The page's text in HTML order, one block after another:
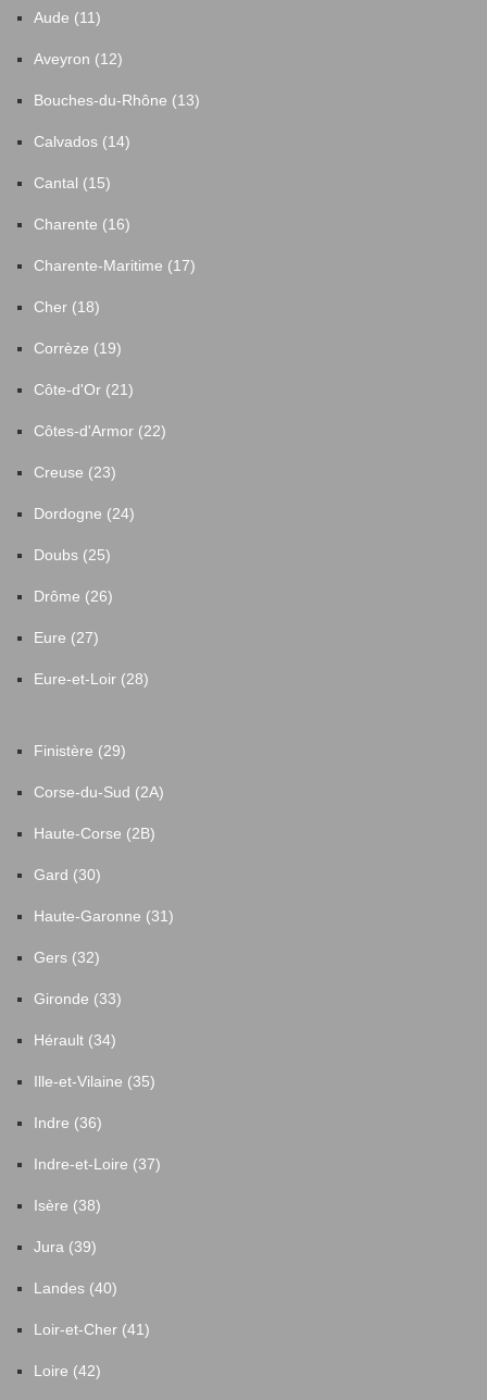
Aude (11)
Aveyron (12)
Bouches-du-Rhône (13)
Calvados (14)
Cantal (15)
Charente (16)
Charente-Maritime (17)
Cher (18)
Corrèze (19)
Côte-d'Or (21)
Côtes-d'Armor (22)
Creuse (23)
Dordogne (24)
Doubs (25)
Drôme (26)
Eure (27)
Eure-et-Loir (28)
Finistère (29)
Corse-du-Sud (2A)
Haute-Corse (2B)
Gard (30)
Haute-Garonne (31)
Gers (32)
Gironde (33)
Hérault (34)
Ille-et-Vilaine (35)
Indre (36)
Indre-et-Loire (37)
Isère (38)
Jura (39)
Landes (40)
Loir-et-Cher (41)
Loire (42)